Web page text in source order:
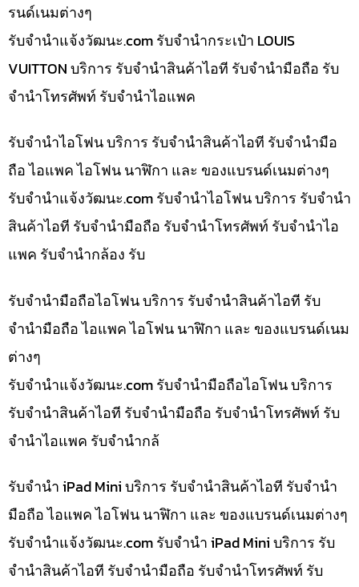
รนด์เนมต่างๆ
รับจํานําแจ้งวัฒนะ.com รับจำนำกระเป๋า LOUIS
VUITTON บริการ รับจำนำสินค้าไอที รับจำนำมือถือ รับ
จำนำโทรศัพท์ รับจำนำไอแพค
รับจำนำไอโฟน บริการ รับจำนำสินค้าไอที รับจำนำมือ
ถือ ไอแพค ไอโฟน นาฬิกา และ ของแบรนด์เนมต่างๆ
รับจํานําแจ้งวัฒนะ.com รับจำนำไอโฟน บริการ รับจำนำ
สินค้าไอที รับจำนำมือถือ รับจำนำโทรศัพท์ รับจำนำไอ
แพค รับจำนำกล้อง รับ
รับจำนำมือถือไอโฟน บริการ รับจำนำสินค้าไอที รับ
จำนำมือถือ ไอแพค ไอโฟน นาฬิกา และ ของแบรนด์เนม
ต่างๆ
รับจํานําแจ้งวัฒนะ.com รับจำนำมือถือไอโฟน บริการ
รับจำนำสินค้าไอที รับจำนำมือถือ รับจำนำโทรศัพท์ รับ
จำนำไอแพค รับจำนำกล้
รับจำนำ iPad Mini บริการ รับจำนำสินค้าไอที รับจำนำ
มือถือ ไอแพค ไอโฟน นาฬิกา และ ของแบรนด์เนมต่างๆ
รับจํานําแจ้งวัฒนะ.com รับจำนำ iPad Mini บริการ รับ
จำนำสินค้าไอที รับจำนำมือถือ รับจำนำโทรศัพท์ รับ